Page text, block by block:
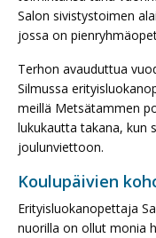
Salon sivistystoimen
jossa on
Terhon avauduttua
Silmussa
meillä Metsätammen
lukukautta takana, kun
joulunviettoon.
Koulupäivien
Erityisluokanopettaja
nuorilla on ollut monia